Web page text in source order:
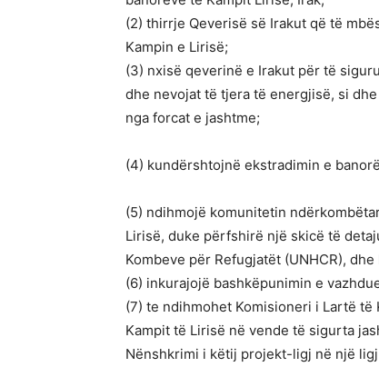
(2) thirrje Qeverisë së Irakut që të
Kampin e Lirisë;
(3) nxisë qeverinë e Irakut për të
dhe nevojat të tjera të energjisë, si
nga forcat e jashtme;
(4) kundërshtojnë ekstradimin e
(5) ndihmojë komunitetin
Lirisë, duke përfshirë një skicë të
Kombeve për Refugjatët (UNHCR),
(6) inkurajojë bashkëpunimin e
(7) te ndihmohet Komisioneri i Lartë
Kampit të Lirisë në vende të sigurta
Nënshkrimi i këtij projekt-ligj në një